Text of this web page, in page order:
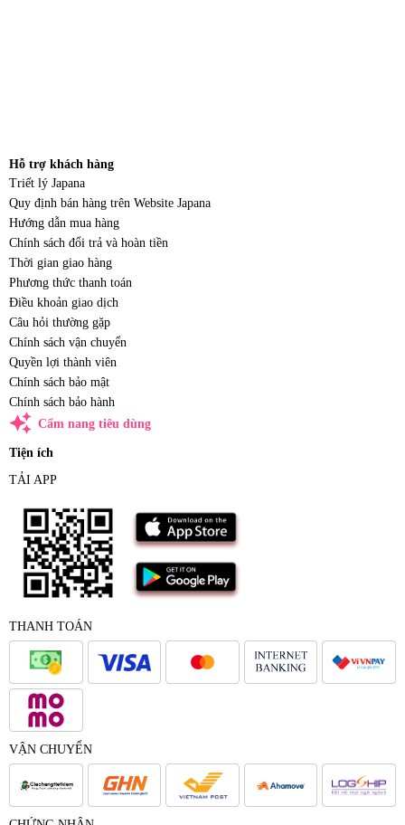
Hỗ trợ khách hàng
Triết lý Japana
Quy định bán hàng trên Website Japana
Hướng dẫn mua hàng
Chính sách đổi trả và hoàn tiền
Thời gian giao hàng
Phương thức thanh toán
Điều khoản giao dịch
Câu hỏi thường gặp
Chính sách vận chuyển
Quyền lợi thành viên
Chính sách bảo mật
Chính sách bảo hành
auto_awesome Cẩm nang tiêu dùng
Tiện ích
TẢI APP
THANH TOÁN
VẬN CHUYỂN